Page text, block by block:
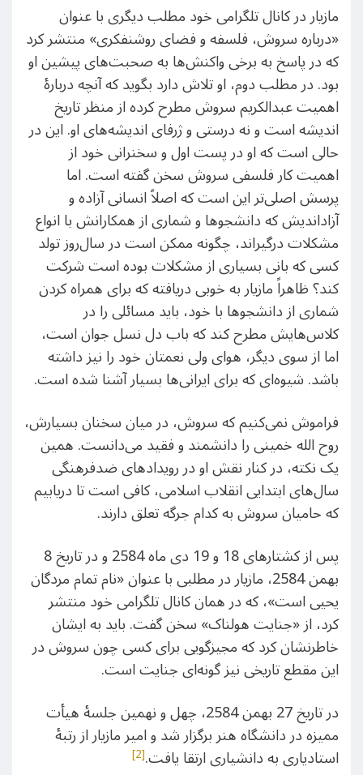
مازیار در کانال تلگرامی خود مطلب دیگری با عنوان
«درباره سروش، فلسفه و فضای روشنفکری» منتشر کرد
که در پاسخ به برخی واکنش‌ها به صحبت‌های پیشین او
بود. در مطلب دوم، او تلاش دارد بگوید که آنچه دربارۀ
اهمیت عبدالکریم سروش مطرح کرده از منظر تاریخ
اندیشه است و نه درستی و ژرفای اندیشه‌های او. این در
حالی است که او در پست اول و سخنرانی خود از
اهمیت کار فلسفی سروش سخن گفته است. اما
پرسش اصلی‌تر این است که اصلاً انسانی آزاده و
آزاداندیش که دانشجوها و شماری از همکارانش با انواع
مشکلات درگیراند، چگونه ممکن است در سال‌روز تولد
کسی که بانی بسیاری از مشکلات بوده است شرکت
کند؟ ظاهراً مازیار به خوبی دریافته که برای همراه کردن
شماری از دانشجوها با خود، باید مسائلی را در
کلاس‌هایش مطرح کند که باب دل نسل جوان است،
اما از سوی دیگر، هوای ولی نعمتان خود را نیز داشته
باشد. شیوه‌ای که برای ایرانی‌ها بسیار آشنا شده است.
فراموش نمی‌کنیم که سروش، در میان سخنان بسیارش،
روح الله خمینی را دانشمند و فقید می‌دانست. همین
یک نکته، در کنار نقش او در رویدادهای ضدفرهنگی
سال‌های ابتدایی انقلاب اسلامی، کافی است تا دریابیم
که حامیان سروش به کدام جرگه تعلق دارند.
پس از کشتارهای 18 و 19 دی ماه 2584 و در تاریخ 8
بهمن 2584، مازیار در مطلبی با عنوان «نام تمام مردگان
یحیی است»، که در همان کانال تلگرامی خود منتشر
کرد، از «جنایت هولناک» سخن گفت. باید به ایشان
خاطرنشان کرد که مجیزگویی برای کسی چون سروش در
این مقطع تاریخی نیز گونه‌ای جنایت است.
در تاریخ 27 بهمن 2584، چهل و نهمین جلسۀ هیأت
ممیزه در دانشگاه هنر برگزار شد و امیر مازیار از رتبۀ
استادیاری به دانشیاری ارتقا یافت.[2]